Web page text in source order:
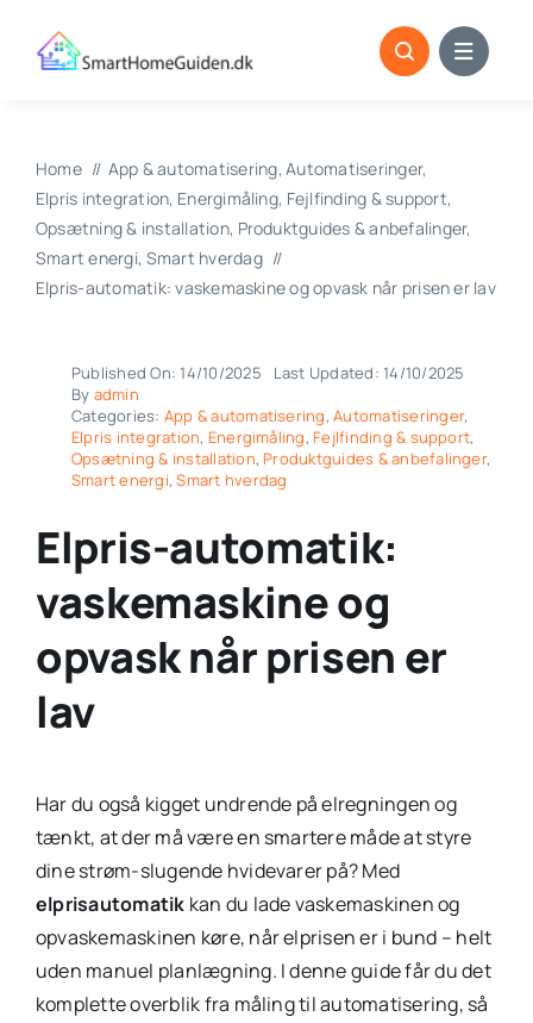
Home App & automatisering Automatiseringer
Elpris integration Energimåling Fejlfinding & support
Opsætning & installation Produktguides & anbefalinger
Smart energi Smart hverdag
Elpris-automatik: vaskemaskine og opvask når prisen er lav
Published On: 14/10/2025
Last Updated: 14/10/2025
By admin
Categories: App & automatisering,Automatiseringer,
Elpris integration, Energimåling, Fejlfinding & support,
Opsætning & installation, Produktguides & anbefalinger,
Smart energi,Smart hverdag
Elpris-automatik:
vaskemaskine og
opvask når prisen er
lav
Har du også kigget undrende på elregningen og
tænkt, at der må være en smartere måde at styre
dine strøm-slugende hvidevarer på? Med
elprisautomatik kan du lade vaskemaskinen og
opvaskemaskinen køre, når elprisen er i bund – helt
uden manuel planlægning. I denne guide får du det
komplette overblik fra måling til automatisering, så